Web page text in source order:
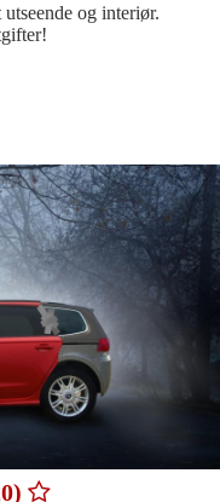
og interiør.